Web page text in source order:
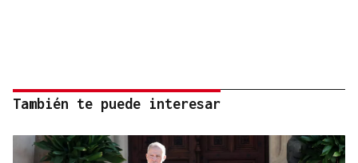
También te puede interesar